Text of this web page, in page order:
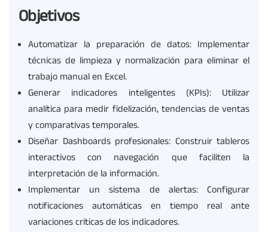
Objetivos
Automatizar la preparación de datos: Implementar
técnicas de limpieza y normalización para eliminar el
trabajo manual en Excel.
Generar indicadores inteligentes (KPIs): Utilizar
analítica para medir fidelización, tendencias de ventas
y comparativas temporales.
Diseñar Dashboards profesionales: Construir tableros
interactivos con navegación que faciliten la
interpretación de la información.
Implementar un sistema de alertas: Configurar
notificaciones automáticas en tiempo real ante
variaciones críticas de los indicadores.